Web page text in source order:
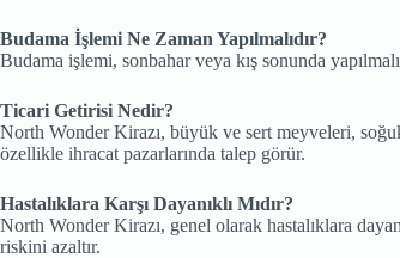
Budama İşlemi Ne Zaman Yapılmalıdır?
Budama işlemi, sonbahar veya kış sonunda
Ticari Getirisi Nedir?
North Wonder Kirazı, büyük ve sert meyveleri,
özellikle ihracat pazarlarında talep görür.
Hastalıklara Karşı Dayanıklı Mıdır?
North Wonder Kirazı, genel olarak hastalıklara
riskini azaltır.